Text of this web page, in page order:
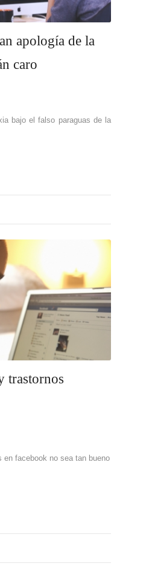
apología de la
caro
bajo el falso paraguas de la
trastornos
facebook no sea tan bueno